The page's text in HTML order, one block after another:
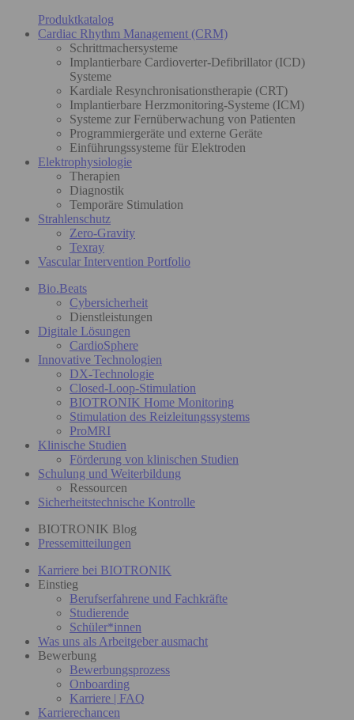
Produktkatalog
Cardiac Rhythm Management (CRM)
Schrittmachersysteme
Implantierbare Cardioverter-Defibrillator (ICD)
Systeme
Kardiale Resynchronisationstherapie (CRT)
Implantierbare Herzmonitoring-Systeme (ICM)
Systeme zur Fernüberwachung von Patienten
Programmiergeräte und externe Geräte
Einführungssysteme für Elektroden
Elektrophysiologie
Therapien
Diagnostik
Temporäre Stimulation
Strahlenschutz
Zero-Gravity
Texray
Vascular Intervention Portfolio
Bio.Beats
Cybersicherheit
Dienstleistungen
Digitale Lösungen
CardioSphere
Innovative Technologien
DX-Technologie
Closed-Loop-Stimulation
BIOTRONIK Home Monitoring
Stimulation des Reizleitungssystems
ProMRI
Klinische Studien
Förderung von klinischen Studien
Schulung und Weiterbildung
Ressourcen
Sicherheitstechnische Kontrolle
BIOTRONIK Blog
Pressemitteilungen
Karriere bei BIOTRONIK
Einstieg
Berufserfahrene und Fachkräfte
Studierende
Schüler*innen
Was uns als Arbeitgeber ausmacht
Bewerbung
Bewerbungsprozess
Onboarding
Karriere | FAQ
Karrierechancen